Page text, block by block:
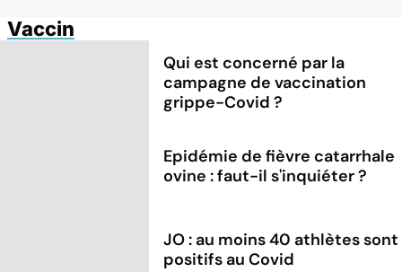
Vaccin
Qui est concerné par la
campagne de vaccination
grippe-Covid ?
Epidémie de fièvre catarrhale
ovine : faut-il s'inquiéter ?
JO : au moins 40 athlètes sont
positifs au Covid